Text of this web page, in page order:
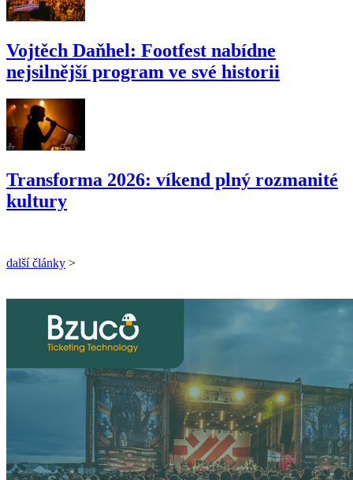
Vojtěch Daňhel: Footfest nabídne
nejsilnější program ve své historii
Transforma 2026: víkend plný rozmanité
kultury
další články >